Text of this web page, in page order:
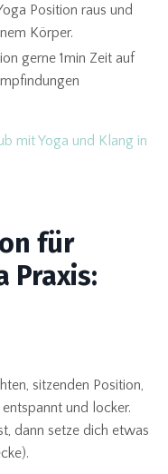
Position raus und
Körper.
gerne 1min Zeit auf
mit Yoga und Klang in
für
Praxis:
sitzenden Position,
und locker.
dann setze dich etwas